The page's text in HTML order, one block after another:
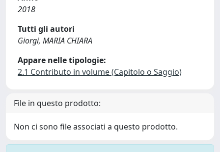
2018
Tutti gli autori
Giorgi, MARIA CHIARA
Appare nelle tipologie:
2.1 Contributo in volume (Capitolo o Saggio)
File in questo prodotto:
Non ci sono file associati a questo prodotto.